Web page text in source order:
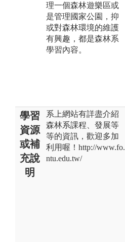
理一個森林遊樂區或
是管理國家公園，抑
或對森林環境的維護
有興趣，都是森林系
學習內容。
學習
資源
或補
充說
明
系上網站有詳盡介紹
森林系課程、發展等
等的資訊，歡迎多加
利用喔！http://www.fo.
ntu.edu.tw/